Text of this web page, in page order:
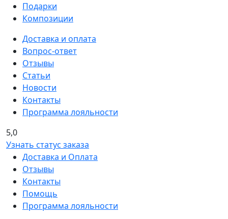
Подарки
Композиции
Доставка и оплата
Вопрос-ответ
Отзывы
Статьи
Новости
Контакты
Программа лояльности
5,0
Узнать статус заказа
Доставка и Оплата
Отзывы
Контакты
Помощь
Программа лояльности